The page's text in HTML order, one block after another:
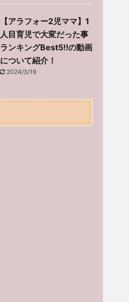
【アラフォー2児ママ】1
人目育児で大変だった事
ランキングBest5‼︎の動画
について紹介！
2024/3/19